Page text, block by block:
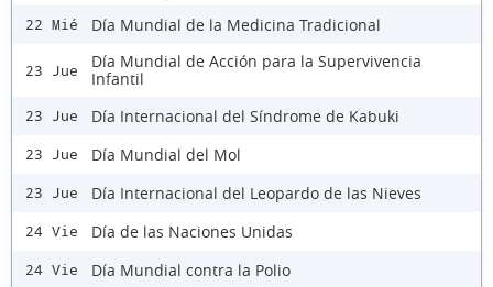
22 Mié Día Mundial de la Medicina Tradicional
23 Jue
Día Mundial de Acción para la Supervivencia
Infantil
23 Jue Día Internacional del Síndrome de Kabuki
23 Jue Día Mundial del Mol
23 Jue Día Internacional del Leopardo de las Nieves
24 Vie Día de las Naciones Unidas
24 Vie Día Mundial contra la Polio